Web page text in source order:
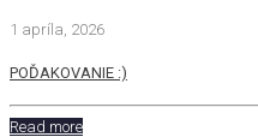
1 apríla, 2026
POĎAKOVANIE :)
Read more